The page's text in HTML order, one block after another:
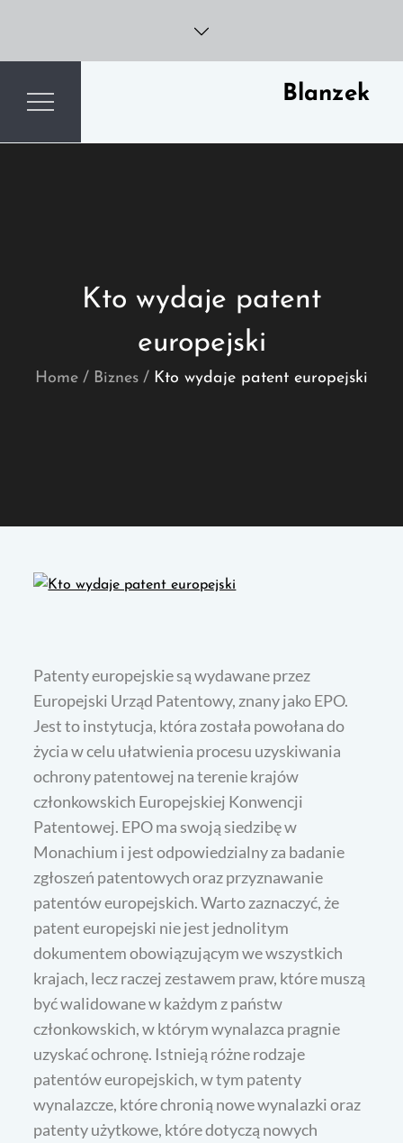
content
Blanzek
Kto wydaje patent
europejski
Home Biznes Kto wydaje patent europejski
Patenty europejskie są wydawane przez
Europejski Urząd Patentowy, znany jako EPO.
Jest to instytucja, która została powołana do
życia w celu ułatwienia procesu uzyskiwania
ochrony patentowej na terenie krajów
członkowskich Europejskiej Konwencji
Patentowej. EPO ma swoją siedzibę w
Monachium i jest odpowiedzialny za badanie
zgłoszeń patentowych oraz przyznawanie
patentów europejskich. Warto zaznaczyć, że
patent europejski nie jest jednolitym
dokumentem obowiązującym we wszystkich
krajach, lecz raczej zestawem praw, które muszą
być walidowane w każdym z państw
członkowskich, w którym wynalazca pragnie
uzyskać ochronę. Istnieją różne rodzaje
patentów europejskich, w tym patenty
wynalazcze, które chronią nowe wynalazki oraz
patenty użytkowe, które dotyczą nowych